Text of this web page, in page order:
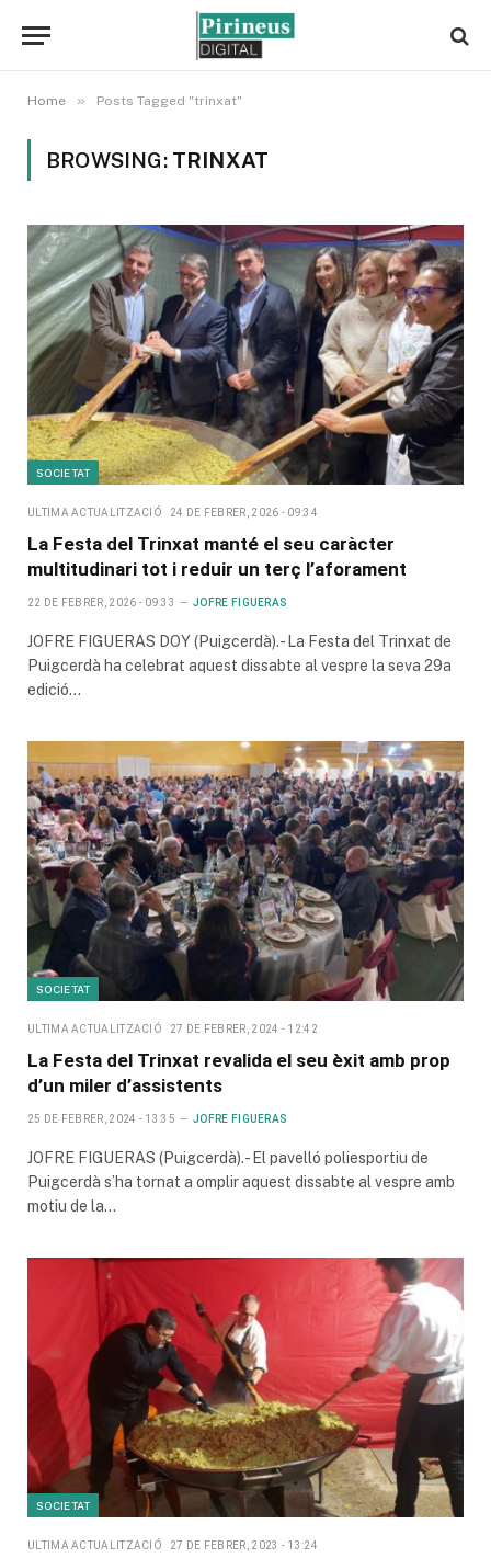
Home » Posts Tagged "trinxat"
BROWSING: TRINXAT
SOCIETAT
ULTIMA ACTUALITZACIÓ 24 DE FEBRER, 2026 - 09:34
La Festa del Trinxat manté el seu caràcter
multitudinari tot i reduir un terç l’aforament
22 DE FEBRER, 2026 - 09:33 JOFRE FIGUERAS
JOFRE FIGUERAS DOY (Puigcerdà).- La Festa del Trinxat de
Puigcerdà ha celebrat aquest dissabte al vespre la seva 29a
edició…
SOCIETAT
ULTIMA ACTUALITZACIÓ 27 DE FEBRER, 2024 - 12:42
La Festa del Trinxat revalida el seu èxit amb prop
d’un miler d’assistents
25 DE FEBRER, 2024 - 13:35 JOFRE FIGUERAS
JOFRE FIGUERAS (Puigcerdà).- El pavelló poliesportiu de
Puigcerdà s’ha tornat a omplir aquest dissabte al vespre amb
motiu de la…
SOCIETAT
ULTIMA ACTUALITZACIÓ 27 DE FEBRER, 2023 - 13:24